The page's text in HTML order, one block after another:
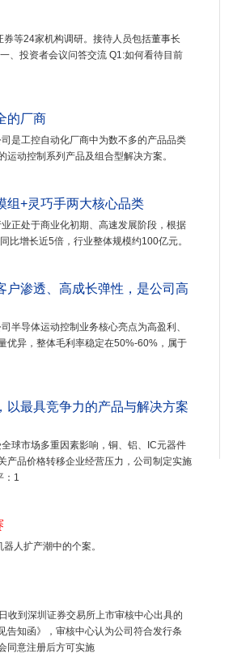
等24家机构调研。接待人员包括董事长
投资者会议问答交流 Q1:如何看待目前
的厂商
是工控自动化厂商中为数不多的产品品类
动控制系列产品及组合型解决方案。
组+灵巧手两大核心品类
正处于商业化初期、高速发展阶段，根据
增长近5倍，行业整体规模约100亿元。
户渗透、高成长弹性，是公司高
半导体运动控制业务核心亮点为高盈利、
优异，整体毛利率稳定在50%-60%，属于
以最具竞争力的产品与解决方案
球市场多重因素影响，铜、铝、IC元器件
产品价格转移企业经营压力，公司制定实施
：1
人扩产潮中的个案。
收到深圳证券交易所上市审核中心出具的
告知函》，审核中心认为公司符合发行条
同意注册后方可实施